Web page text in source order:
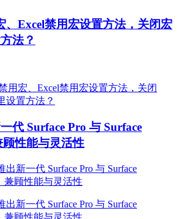
、Excel禁用宏设置方法，关闭宏
法？
代 Surface Pro 与 Surface
性能与灵活性